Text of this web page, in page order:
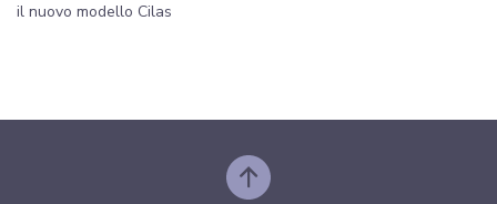
il nuovo modello Cilas